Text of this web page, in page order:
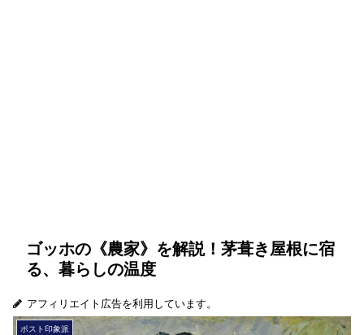
ゴッホの《農家》を解説！茅葺き屋根に宿
る、暮らしの温度
アフィリエイト広告を利用しています。
ポスト印象派